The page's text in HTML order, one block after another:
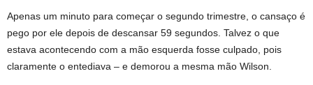
Apenas um minuto para começar o segundo trimestre, o cansaço é
pego por ele depois de descansar 59 segundos. Talvez o que
estava acontecendo com a mão esquerda fosse culpado, pois
claramente o entediava – e demorou a mesma mão Wilson.